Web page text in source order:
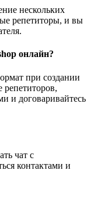
нескольких
репетиторы, и вы
онлайн?
при создании
репетиторов,
и договаривайтесь
чат с
контактами и